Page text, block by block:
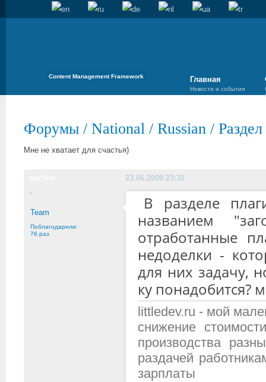
Content Management Framework Главная
Новости и события
Форумы / National / Russian /
Мне не хватает для счастья)
23.06.2009 23:32
Team
Поблагодарили:
76 раз
В разделе
названием
отработанные
недоделки -
для них задачу,
ку понадобится?
littledev.ru - мой
снижение
производства
раздачей
зарплаты